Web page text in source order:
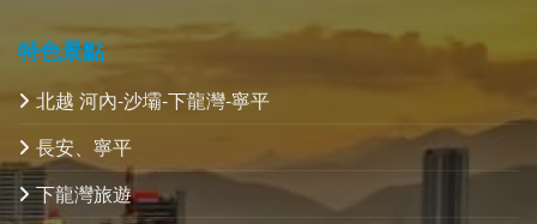
特色景點
北越 河內-沙壩-下龍灣-寧平
長安、寧平
下龍灣旅遊